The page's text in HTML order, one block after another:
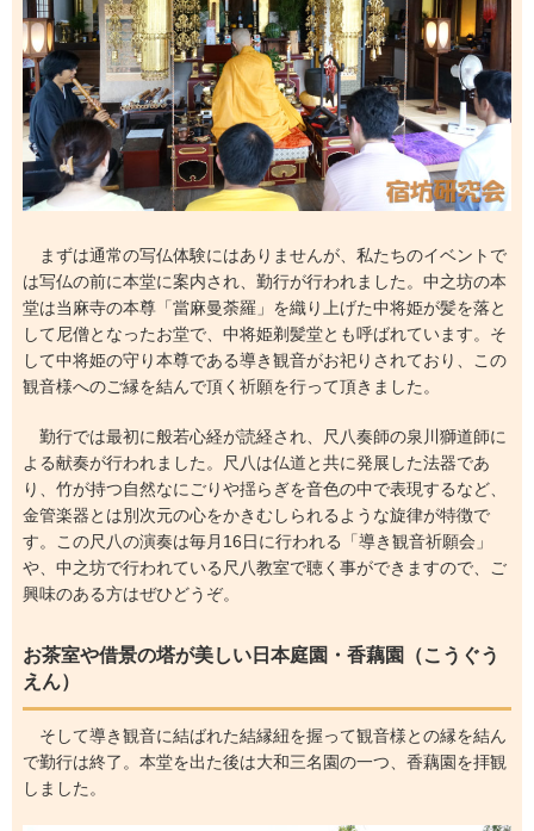
まずは通常の写仏体験にはありませんが、私たちのイベントで
は写仏の前に本堂に案内され、勤行が行われました。中之坊の本
堂は当麻寺の本尊「當麻曼荼羅」を織り上げた中将姫が髪を落と
して尼僧となったお堂で、中将姫剃髪堂とも呼ばれています。そ
して中将姫の守り本尊である導き観音がお祀りされており、この
観音様へのご縁を結んで頂く祈願を行って頂きました。
勤行では最初に般若心経が読経され、尺八奏師の泉川獅道師に
よる献奏が行われました。尺八は仏道と共に発展した法器であ
り、竹が持つ自然なにごりや揺らぎを音色の中で表現するなど、
金管楽器とは別次元の心をかきむしられるような旋律が特徴で
す。この尺八の演奏は毎月16日に行われる「導き観音祈願会」
や、中之坊で行われている尺八教室で聴く事ができますので、ご
興味のある方はぜひどうぞ。
お茶室や借景の塔が美しい日本庭園・香藕園（こうぐう
えん）
そして導き観音に結ばれた結縁紐を握って観音様との縁を結ん
で勤行は終了。本堂を出た後は大和三名園の一つ、香藕園を拝観
しました。